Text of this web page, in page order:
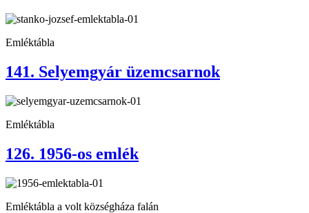
Emléktábla
141. Selyemgyár üzemcsarnok
Emléktábla
126. 1956-os emlék
Emléktábla a volt községháza falán